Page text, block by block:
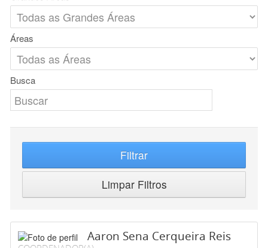
Áreas
Busca
Filtrar
Limpar Filtros
Aaron Sena Cerqueira Reis